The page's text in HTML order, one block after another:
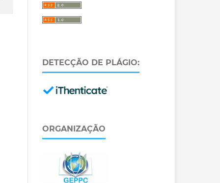
DETECÇÃO DE PLÁGIO:
ORGANIZAÇÃO